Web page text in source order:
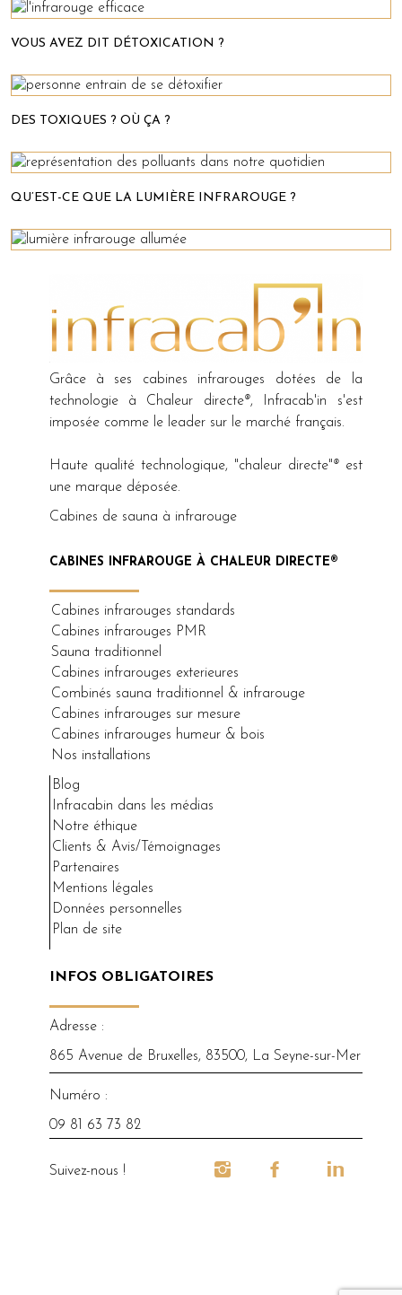
VOUS AVEZ DIT DÉTOXICATION ?
DES TOXIQUES ? OÙ ÇA ?
QU’EST-CE QUE LA LUMIÈRE INFRAROUGE ?
Grâce à ses cabines infrarouges dotées de la
technologie à Chaleur directe®, Infracab'in s'est
imposée comme le leader sur le marché français.
Haute qualité technologique, "chaleur directe"®est
une marque déposée.
Cabines de sauna à infrarouge
CABINES INFRAROUGE À CHALEUR DIRECTE®
Cabines infrarouges standards
Cabines infrarouges PMR
Sauna traditionnel
Cabines infrarouges exterieures
Combinés sauna traditionnel & infrarouge
Cabines infrarouges sur mesure
Cabines infrarouges humeur & bois
Nos installations
Blog
Infracabin dans les médias
Notre éthique
Clients & Avis/Témoignages
Partenaires
Mentions légales
Données personnelles
Plan de site
INFOS OBLIGATOIRES
Adresse :
865 Avenue de Bruxelles, 83500, La Seyne-sur-Mer
Numéro :
09 81 63 73 82
Suivez-nous !